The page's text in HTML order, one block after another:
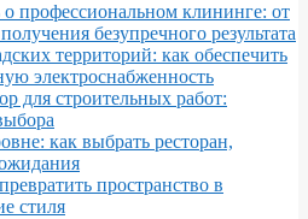
профессиональном клининге: от
безупречного результата
территорий: как обеспечить
электроснабженность
для строительных работ:
как выбрать ресторан,
пространство в
стиля